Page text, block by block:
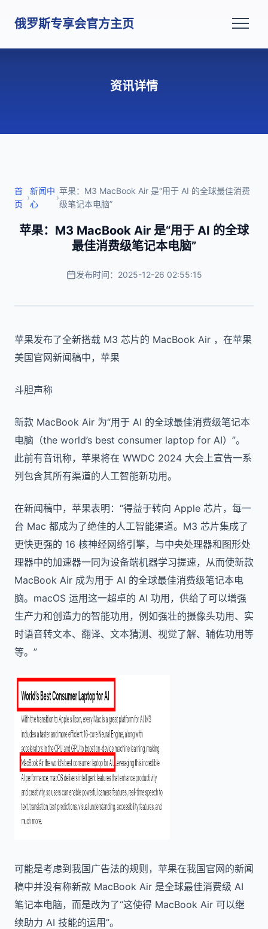
俄罗斯专享会官方主页
资讯详情
首
页
›
新闻中
心
›
苹果：M3 MacBook Air 是“用于 AI 的全球最佳消费
级笔记本电脑”
苹果：M3 MacBook Air 是“用于 AI 的全球
最佳消费级笔记本电脑”
发布时间：2025-12-26 02:55:15
苹果发布了全新搭载 M3 芯片的 MacBook Air ，在苹果
美国官网新闻稿中，苹果
斗胆声称
新款 MacBook Air 为“用于 AI 的全球最佳消费级笔记本
电脑（the world’s best consumer laptop for AI）”。
此前有音讯称，苹果将在 WWDC 2024 大会上宣告一系
列包含其所有渠道的人工智能新功用。
在新闻稿中，苹果表明：“得益于转向 Apple 芯片，每一
台 Mac 都成为了绝佳的人工智能渠道。M3 芯片集成了
更快更强的 16 核神经网络引擎，与中央处理器和图形处
理器中的加速器一同为设备端机器学习提速，从而使新款
MacBook Air 成为用于 AI 的全球最佳消费级笔记本电
脑。macOS 运用这一超卓的 AI 功用，供给了可以增强
生产力和创造力的智能功用，例如强壮的摄像头功用、实
时语音转文本、翻译、文本猜测、视觉了解、辅佐功用等
等。”
可能是考虑到我国广告法的规则，苹果在我国官网的新闻
稿中并没有称新款 MacBook Air 是全球最佳消费级 AI
笔记本电脑，而是改为了“这使得 MacBook Air 可以继
续助力 AI 技能的运用”。